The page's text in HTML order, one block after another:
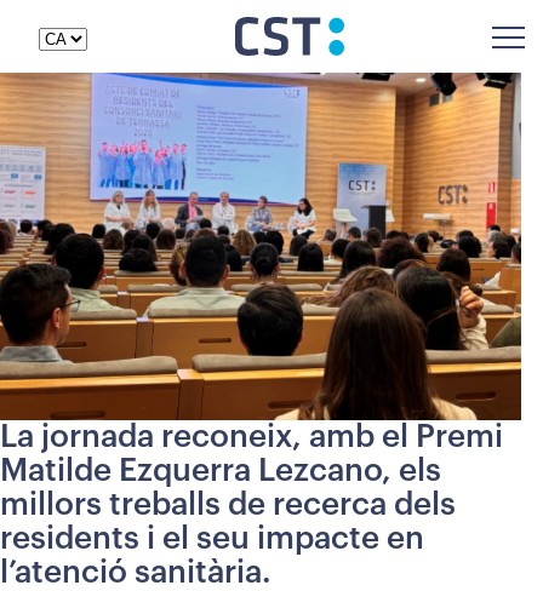
La jornada reconeix, amb el Premi
Matilde Ezquerra Lezcano, els
millors treballs de recerca dels
residents i el seu impacte en
l’atenció sanitària.